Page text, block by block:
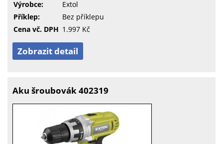
Výrobce:
Extol
Příklep:
Bez příklepu
Cena vč. DPH 1.997 Kč
Zobrazit detail
Aku šroubovák 402319